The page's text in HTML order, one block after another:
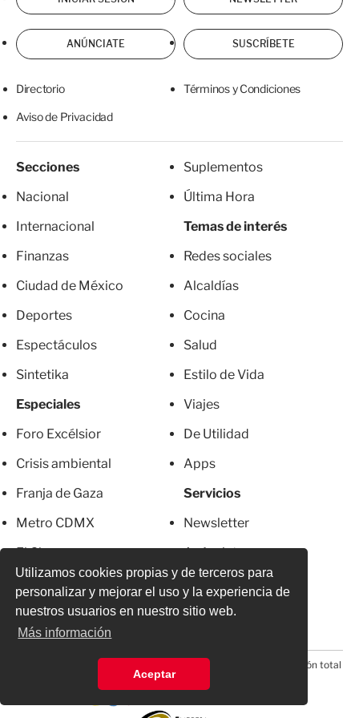
Utilizamos cookies propias y de terceros para
personalizar y mejorar el uso y la experiencia de
nuestros usuarios en nuestro sitio web.
Más información
Aceptar
ANÚNCIATE SUSCRÍBETE
Directorio Términos y Condiciones
Aviso de Privacidad
Secciones
Nacional
Internacional
Finanzas
Ciudad de México
Deportes
Espectáculos
Sintetika
Especiales
Foro Excélsior
Crisis ambiental
Franja de Gaza
Metro CDMX
El Chapo
Más Excelsior
Mujeres
Suplementos
Última Hora
Temas de interés
Redes sociales
Alcaldías
Cocina
Salud
Estilo de Vida
Viajes
De Utilidad
Apps
Servicios
Newsletter
Anúnciate
Directorio
Suscripciones
© 2026 Todos los derechos reservados. Prohibida la reproducción total
o parcial, incluyendo cualquier medio electrónico*